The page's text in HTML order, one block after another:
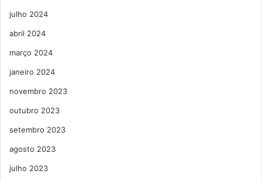
julho 2024
abril 2024
março 2024
janeiro 2024
novembro 2023
outubro 2023
setembro 2023
agosto 2023
julho 2023